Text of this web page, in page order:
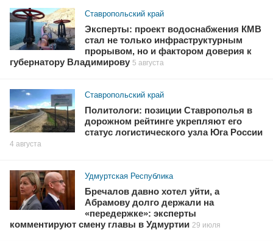
Ставропольский край
Эксперты: проект водоснабжения КМВ
стал не только инфраструктурным
прорывом, но и фактором доверия к
губернатору Владимирову 5 августа
Ставропольский край
Политологи: позиции Ставрополья в
дорожном рейтинге укрепляют его
статус логистического узла Юга России
4 августа
Удмуртская Республика
Бречалов давно хотел уйти, а
Абрамову долго держали на
«передержке»: эксперты
комментируют смену главы в Удмуртии 29 июля